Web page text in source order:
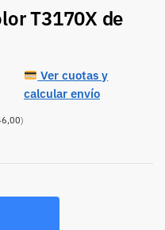
T3170X de
)
Ver cuotas y
calcular envío